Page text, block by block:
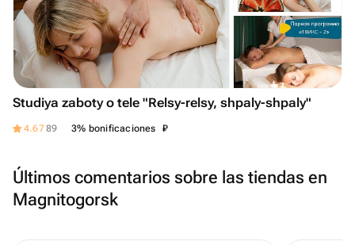
Studiya zaboty o tele "Relsy-relsy, shpaly-shpaly"
4.6789 3% bonificaciones ₽
Últimos comentarios sobre las tiendas en
Magnitogorsk